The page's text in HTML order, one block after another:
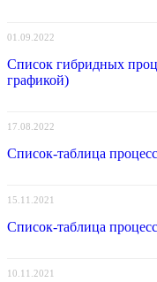
01.09.2022
Список гибридных
графикой)
17.08.2022
Список-таблица
15.11.2021
Список-таблица
10.11.2021